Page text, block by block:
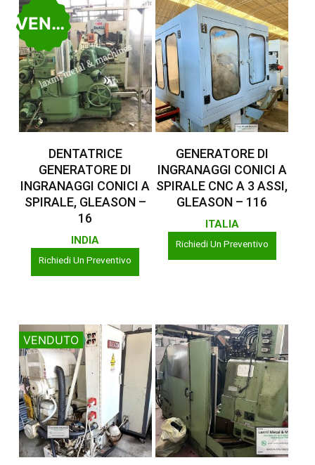
VENDUTO
Leggi Tutto
DENTATRICE
GENERATORE DI
INGRANAGGI CONICI A
SPIRALE, GLEASON –
16
INDIA
Richiedi Un Preventivo
Leggi Tutto
GENERATORE DI
INGRANAGGI CONICI A
SPIRALE CNC A 3 ASSI,
GLEASON – 116
ITALIA
Richiedi Un Preventivo
VENDUTO